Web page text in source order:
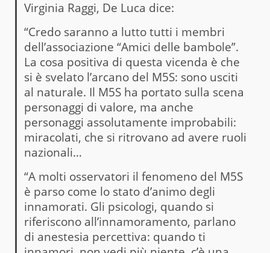
Virginia Raggi, De Luca dice:
“Credo saranno a lutto tutti i membri
dell’associazione “Amici delle bambole”.
La cosa positiva di questa vicenda è che
si è svelato l’arcano del M5S: sono usciti
al naturale. Il M5S ha portato sulla scena
personaggi di valore, ma anche
personaggi assolutamente improbabili:
miracolati, che si ritrovano ad avere ruoli
nazionali…
“A molti osservatori il fenomeno del M5S
è parso come lo stato d’animo degli
innamorati. Gli psicologi, quando si
riferiscono all’innamoramento, parlano
di anestesia percettiva: quando ti